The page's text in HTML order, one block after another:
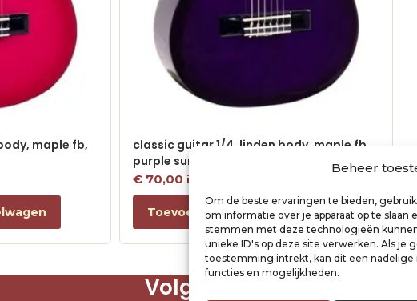
Beheer
Om de beste ervaringen te bieden,
om informatie over je apparaat op te slaan
stemmen met deze technologieën
unieke ID's op deze site verwerken. Als
toestemming intrekt, kan dit een nadelige
functies en mogelijkheden.
maple fb,
classic guitar 1/4, linden body, maple fb,
purple sunburst
€70,00 incl. btw
Toevoegen aan winkelwagen
Volg ons